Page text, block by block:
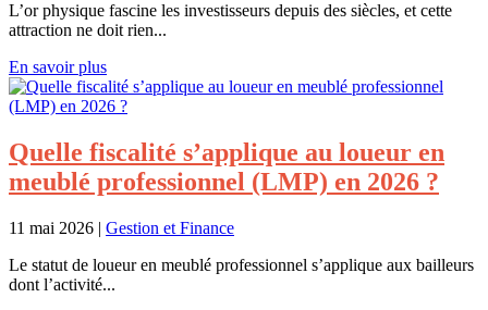
L’or physique fascine les investisseurs depuis des siècles, et cette
attraction ne doit rien...
En savoir plus
Quelle fiscalité s’applique au loueur en
meublé professionnel (LMP) en 2026 ?
11 mai 2026 | Gestion et Finance
Le statut de loueur en meublé professionnel s’applique aux bailleurs
dont l’activité...